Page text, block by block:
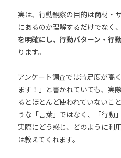
実は、行動観察の目的は商材・
にあるのか理解するだけでなく、
を明確にし、行動パターン・行
ります。
アンケート調査では満足度が高
ます！」と書かれていても、実
るとほとんど使われていないこ
うな「言葉」ではなく、「行動
実際にどう感じ、どのように利
は教えてくれます。